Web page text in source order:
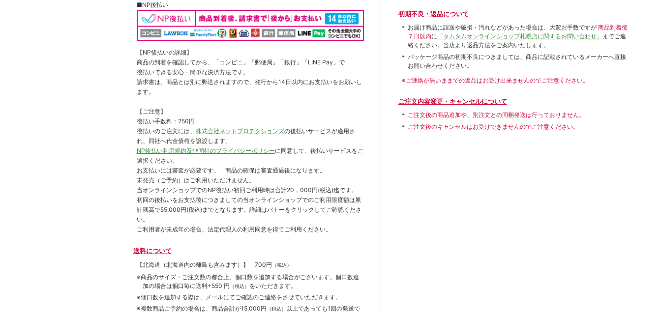
■NP後払い
【NP後払いの詳細】
商品の到着を確認してから、「コンビニ」「郵便局」「銀行」「LINE Pay」で
後払いできる安心・簡単な決済方法です。
請求書は、商品とは別に郵送されますので、発行から14日以内にお支払いをお願いし
ます。
【ご注意】
後払い手数料：250円
後払いのご注文には、 株式会社ネットプロテクションズの後払いサービスが適用さ
れ、同社へ代金債権を譲渡します。
NP後払い利用規約及び同社のプライバシーポリシーに同意して、後払いサービスをご
選択ください。
お支払いには審査が必要です。 商品の確保は審査通過後になります。
未発売（ご予約）はご利用いただけません。
当オンラインショップでのNP後払い初回ご利用時は合計20，000円(税込)迄です。
初回の後払いをお支払後につきましての当オンラインショップでのご利用限度額は累
計残高で55,000円(税込)までとなります。詳細はバナーをクリックしてご確認くださ
い。
ご利用者が未成年の場合、法定代理人の利用同意を得てご利用ください。
送料について
【北海道（北海道内の離島も含みます）】 700円 （税込）
※商品のサイズ・ご注文数の都合上、個口数を追加する場合がございます。個口数追
加の場合は個口毎に送料+550 円 （税込） をいただきます。
※個口数を追加する際は、メールにてご確認のご連絡をさせていただきます。
※複数商品ご予約の場合は、商品合計が15,000円 （税込） 以上であっても1回の発送で
初期不良・返品について
お届け商品に誤送や破損・汚れなどがあった場合は、大変お手数ですが 商品到着後
７日以内に 「タムタムオンラインショップ札幌店に関するお問い合わせ」 までご連
絡ください。当店より返品方法をご案内いたします。
パッケージ商品の初期不良につきましては、商品に記載されているメーカーへ直接
お問い合わせください。
※ご連絡が無いままでの返品はお受け出来ませんのでご注意ください。
ご注文内容変更・キャンセルについて
ご注文後の商品追加や、別注文との同梱発送は行っておりません。
ご注文後のキャンセルはお受けできませんのでご注意ください。